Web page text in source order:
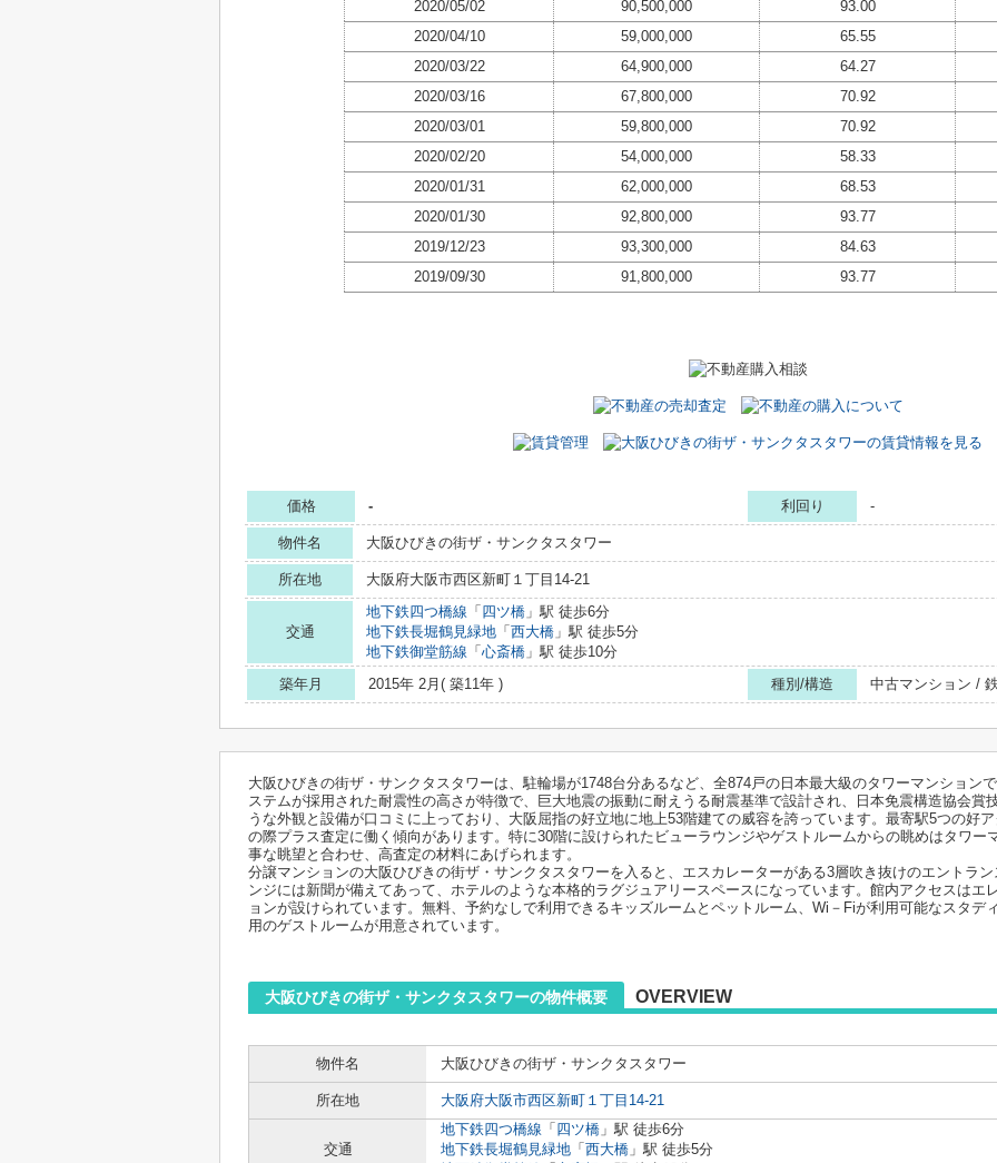
2020/05/02
90,500,000
93.00
2020/04/10
59,000,000
65.55
2020/03/22
64,900,000
64.27
2020/03/16
67,800,000
70.92
2020/03/01
59,800,000
70.92
2020/02/20
54,000,000
58.33
2020/01/31
62,000,000
68.53
2020/01/30
92,800,000
93.77
2019/12/23
93,300,000
84.63
2019/09/30
91,800,000 93.77
価格 - 利回り -
物件名 大阪ひびきの街ザ・サンクタスタワー
所在地 大阪府大阪市西区新町１丁目14-21
交通
地下鉄四つ橋線 「 四ツ橋 」駅 徒歩6分
地下鉄長堀鶴見緑地 「 西大橋 」駅 徒歩5分
地下鉄御堂筋線 「 心斎橋 」駅 徒歩10分
築年月
2015年 2月( 築11年 ) 種別/構造 中古マンション /
大阪ひびきの街ザ・サンクタスタワーは、駐輪場が1748台分あるなど、全874戸の日本最大級のタワーマンション
ステムが採用された耐震性の高さが特徴で、巨大地震の振動に耐えうる耐震基準で設計され、日本免震構造協会賞
うな外観と設備が口コミに上っており、大阪屈指の好立地に地上53階建ての威容を誇っています。最寄駅5つの好
の際プラス査定に働く傾向があります。特に30階に設けられたビューラウンジやゲストルームからの眺めはタワー
事な眺望と合わせ、高査定の材料にあげられます。
分譲マンションの大阪ひびきの街ザ・サンクタスタワーを入ると、エスカレーターがある3層吹き抜けのエントラ
ンジには新聞が備えてあって、ホテルのような本格的ラグジュアリースペースになっています。館内アクセスはエ
ョンが設けられています。無料、予約なしで利用できるキッズルームとペットルーム、Wi－Fiが利用可能なスタデ
用のゲストルームが用意されています。
大阪ひびきの街ザ・サンクタスタワーの物件概要 OVERVIEW
物件名 大阪ひびきの街ザ・サンクタスタワー
所在地 大阪府大阪市西区新町１丁目14-21
交通
地下鉄四つ橋線 「 四ツ橋 」駅 徒歩6分
地下鉄長堀鶴見緑地 「 西大橋 」駅 徒歩5分